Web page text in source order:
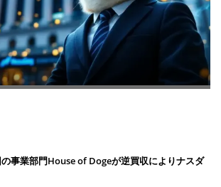
の事業部門House of Dogeが逆買収によりナスダ